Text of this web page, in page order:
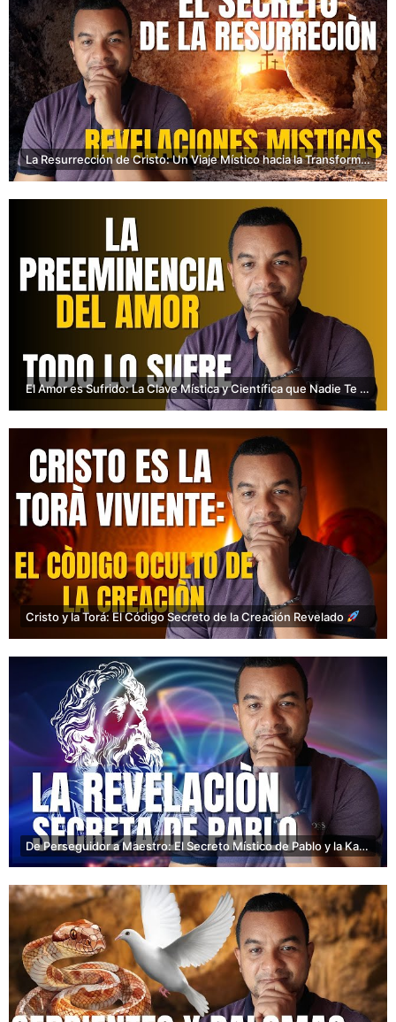
La Resurrección de Cristo: Un Viaje Místico hacia la Transformación Interior
El Amor es Sufrido: La Clave Mística y Científica que Nadie Te Ha Contado
Cristo y la Torá: El Código Secreto de la Creación Revelado
De Perseguidor a Maestro: El Secreto Místico de Pablo y la Kabbalah